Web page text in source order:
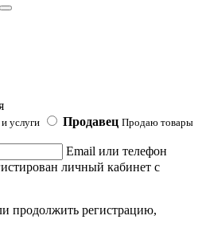
услуги Продавец Продаю товары
Email или телефон
личный кабинет с
продолжить регистрацию,